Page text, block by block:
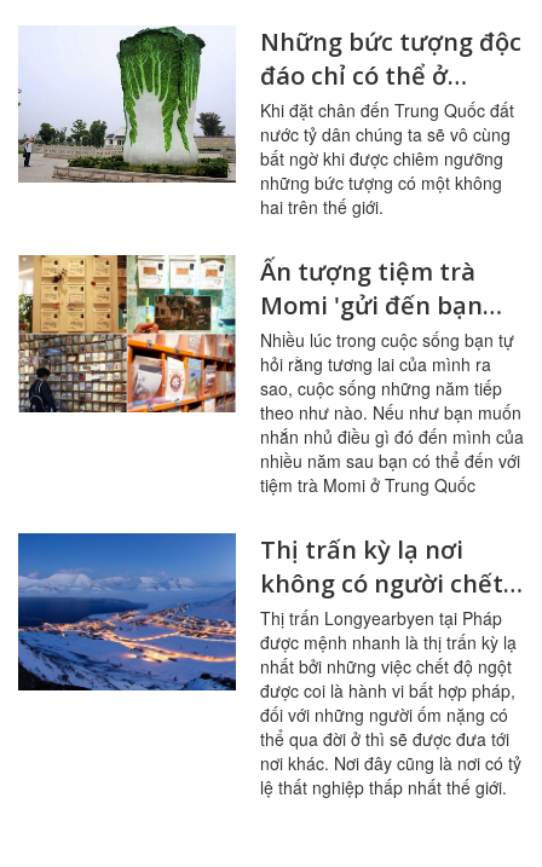
Những bức tượng độc
đáo chỉ có thể ở
Trung Quốc
Khi đặt chân đến Trung Quốc đất
nước tỷ dân chúng ta sẽ vô cùng
bất ngờ khi được chiêm ngưỡng
những bức tượng có một không
hai trên thế giới.
Ấn tượng tiệm trà
Momi 'gửi đến bạn
của tương lai' ở Trung
Quốc
Nhiều lúc trong cuộc sống bạn tự
hỏi rằng tương lai của mình ra
sao, cuộc sống những năm tiếp
theo như nào. Nếu như bạn muốn
nhắn nhủ điều gì đó đến mình của
nhiều năm sau bạn có thể đến với
tiệm trà Momi ở Trung Quốc
Thị trấn kỳ lạ nơi
không có người chết,
người thất nghiệp
Thị trấn Longyearbyen tại Pháp
được mệnh nhanh là thị trấn kỳ lạ
nhất bởi những việc chết độ ngột
được coi là hành vi bất hợp pháp,
đối với những người ốm nặng có
thể qua đời ở thì sẽ được đưa tới
nơi khác. Nơi đây cũng là nơi có tỷ
lệ thất nghiệp thấp nhất thế giới.